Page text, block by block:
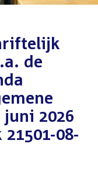
de
juni 2026
08-